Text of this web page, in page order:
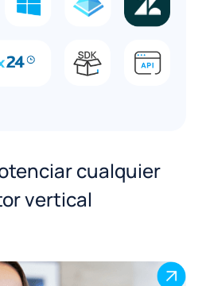
cualquier
vertical
.